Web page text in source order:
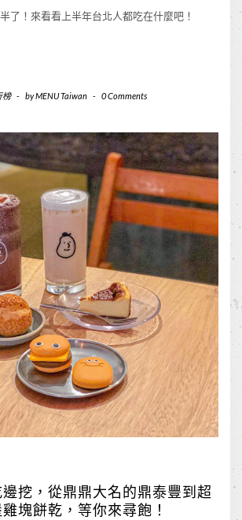
了！來看看上半年台北人都吃在什麼吧！
榜 - byMENU Taiwan - 0 Comments
挖，從鼎鼎大名的鼎泰豐到超
塊餅乾，等你來尋飽！